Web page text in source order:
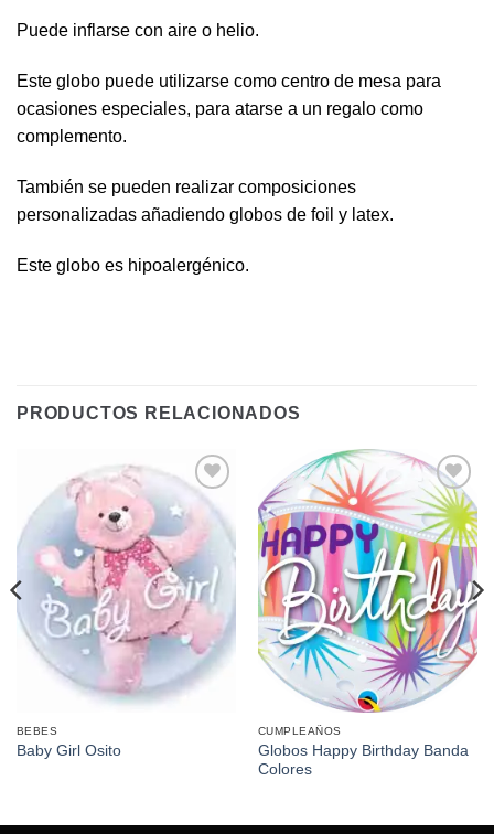
Puede inflarse con aire o helio.
Este globo puede utilizarse como centro de mesa para
ocasiones especiales, para atarse a un regalo como
complemento.
También se pueden realizar composiciones
personalizadas añadiendo globos de foil y latex.
Este globo es hipoalergénico.
PRODUCTOS RELACIONADOS
Añadir
lista de
deseos
BEBES
Baby Girl Osito
Añadir
a la
lista de
deseos
CUMPLEAÑOS
Globos Happy Birthday Banda
Colores